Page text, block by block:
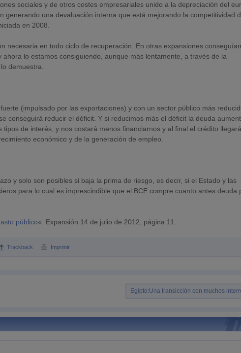
sociales y de otros costes empresariales unido a la depreciación del
generando una devaluación interna que está mejorando la competitividad
en 2008.
necesaria en todo ciclo de recuperación. En otras expansiones
lo estamos consiguiendo, aunque más lentamente, a través de la
demuestra.
(impulsado por las exportaciones) y con un sector público más
conseguirá reducir el déficit. Y si reducimos más el déficit la deuda
de interés, y nos costará menos financiarnos y al final el crédito
económico y de la generación de empleo.
y solo son posibles si baja la prima de riesgo, es decir, si el Estado y las
para lo cual es imprescindible que el BCE compre cuanto antes deuda
público«. Expansión 14 de julio de 2012, página 11.
Trackback Imprimir
Egipto:Una transicción con muchos